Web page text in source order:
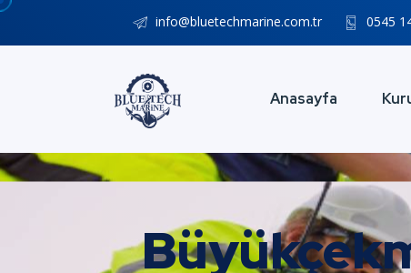
info@bluetechmarine.com.tr 0545
Anasayfa